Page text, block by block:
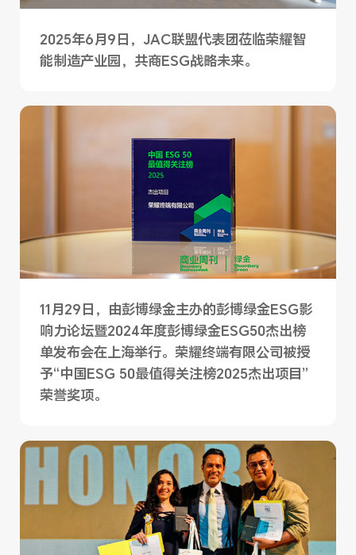
2025年6月9日，JAC联盟代表团莅临荣耀智
能制造产业园，共商ESG战略未来。
11月29日，由彭博绿金主办的彭博绿金ESG影
响力论坛暨2024年度彭博绿金ESG50杰出榜
单发布会在上海举行。荣耀终端有限公司被授
予“中国ESG 50最值得关注榜2025杰出项目”
荣誉奖项。